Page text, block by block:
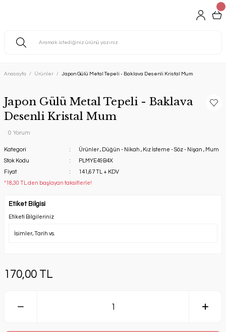
Anasayfa Ürünler Japon Gülü Metal Tepeli - Baklava Desenli Kristal Mum
Japon Gülü Metal Tepeli - Baklava
Desenli Kristal Mum
0 Yorum
Kategori Ürünler , Düğün - Nikah , Kız İsteme - Söz - Nişan , Mum
Stok Kodu
PLMYE49B4X
Fiyat
141,67 TL + KDV
*18,30 TL den başlayan taksitlerle!
Etiket Bilgisi
Etiketi Bilgileriniz
170,00 TL